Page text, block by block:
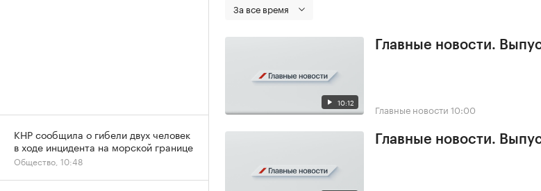
За все время
10:12
Главные новости.
Главные новости 10:00
Главные новости.
КНР сообщила о гибели двух человек
в ходе инцидента на морской границе
Общество, 10:48